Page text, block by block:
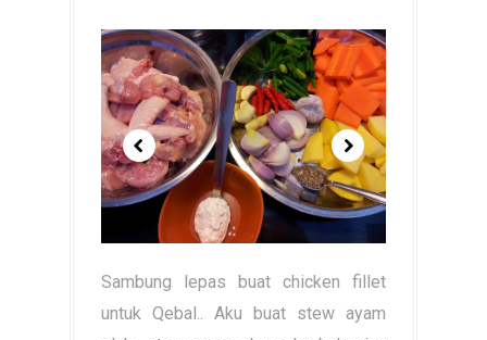
Sambung lepas buat chicken fillet
untuk Qebal.. Aku buat stew ayam